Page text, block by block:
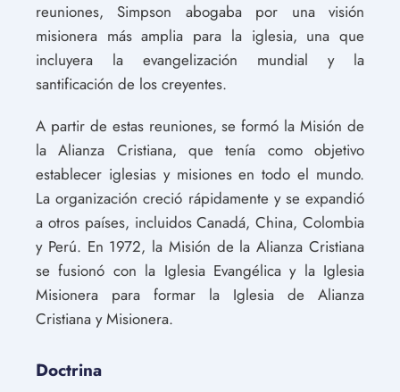
reuniones, Simpson abogaba por una visión
misionera más amplia para la iglesia, una que
incluyera la evangelización mundial y la
santificación de los creyentes.
A partir de estas reuniones, se formó la Misión de
la Alianza Cristiana, que tenía como objetivo
establecer iglesias y misiones en todo el mundo.
La organización creció rápidamente y se expandió
a otros países, incluidos Canadá, China, Colombia
y Perú. En 1972, la Misión de la Alianza Cristiana
se fusionó con la Iglesia Evangélica y la Iglesia
Misionera para formar la Iglesia de Alianza
Cristiana y Misionera.
Doctrina